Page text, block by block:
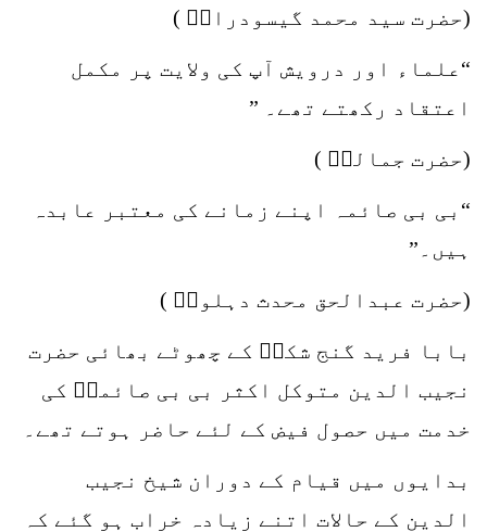
(حضرت سید محمد گیسودرازؒ )
“علماء اور درویش آپ کی ولایت پر مکمل
اعتقاد رکھتے تھے۔ ”
(حضرت جمالیؒ )
“بی بی صائمہ اپنے زمانے کی معتبر عابدہ
ہیں۔”
(حضرت عبدالحق محدث دہلویؒ )
بابا فرید گنج شکرؒ کے چھوٹے بھائی حضرت
نجیب الدین متوکل اکثر بی بی صائمہؒ کی
خدمت میں حصول فیض کے لئے حاضر ہوتے تھے۔
بدایوں میں قیام کے دوران شیخ نجیب
الدین کے حالات اتنے زیادہ خراب ہو گئے کہ